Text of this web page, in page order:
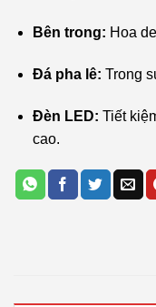
Bên trong: Hoa
Đá pha lê: Trong
Đèn LED: Tiết
cao.